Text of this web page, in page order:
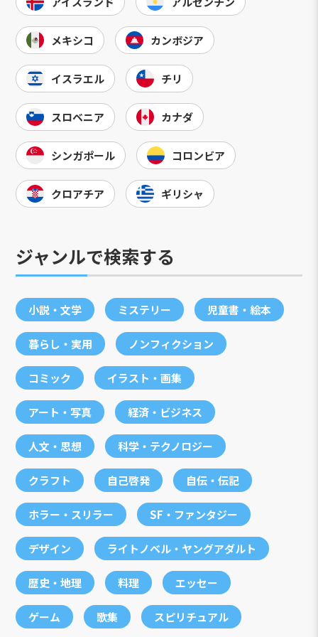
メキシコ カンボジア
イスラエル チリ
スロベニア カナダ
シンガポール コロンビア
クロアチア ギリシャ
ジャンルで検索する
小説・文学 ミステリー 児童書・絵本
暮らし・実用 ノンフィクション
コミック イラスト・画集
アート・写真 経済・ビジネス
人文・思想 科学・テクノロジー
クラフト 自己啓発 自伝・伝記
ホラー・スリラー SF・ファンタジー
デザイン ライトノベル・ヤングアダルト
歴史・地理 料理 エッセー
ゲーム 歌集 スピリチュアル